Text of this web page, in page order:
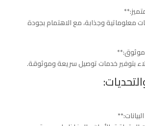
معلوماتية وجذابة، مع الاهتمام بجودة
بتوفير خدمات توصيل سريعة وموثوقة.